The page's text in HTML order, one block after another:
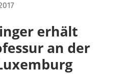
erhält
an der